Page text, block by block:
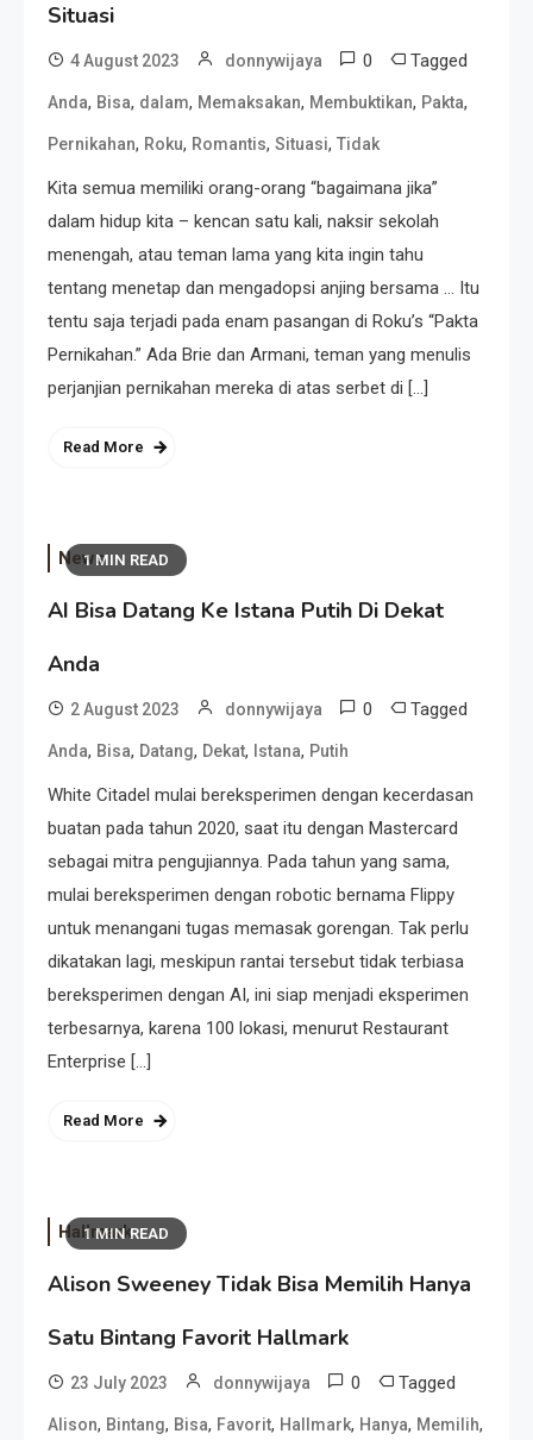
Situasi
4 August 2023 donnywijaya 0 Tagged
Anda, Bisa, dalam, Memaksakan, Membuktikan, Pakta,
Pernikahan, Roku, Romantis, Situasi, Tidak
Kita semua memiliki orang-orang “bagaimana jika”
dalam hidup kita – kencan satu kali, naksir sekolah
menengah, atau teman lama yang kita ingin tahu
tentang menetap dan mengadopsi anjing bersama … Itu
tentu saja terjadi pada enam pasangan di Roku’s “Pakta
Pernikahan.” Ada Brie dan Armani, teman yang menulis
perjanjian pernikahan mereka di atas serbet di […]
Read More
1 MIN READ
News
AI Bisa Datang Ke Istana Putih Di Dekat
Anda
2 August 2023 donnywijaya 0 Tagged
Anda, Bisa, Datang, Dekat, Istana, Putih
White Citadel mulai bereksperimen dengan kecerdasan
buatan pada tahun 2020, saat itu dengan Mastercard
sebagai mitra pengujiannya. Pada tahun yang sama,
mulai bereksperimen dengan robotic bernama Flippy
untuk menangani tugas memasak gorengan. Tak perlu
dikatakan lagi, meskipun rantai tersebut tidak terbiasa
bereksperimen dengan AI, ini siap menjadi eksperimen
terbesarnya, karena 100 lokasi, menurut Restaurant
Enterprise […]
Read More
1 MIN READ
Hallmark
Alison Sweeney Tidak Bisa Memilih Hanya
Satu Bintang Favorit Hallmark
23 July 2023 donnywijaya 0 Tagged
Alison, Bintang, Bisa, Favorit, Hallmark, Hanya, Memilih,